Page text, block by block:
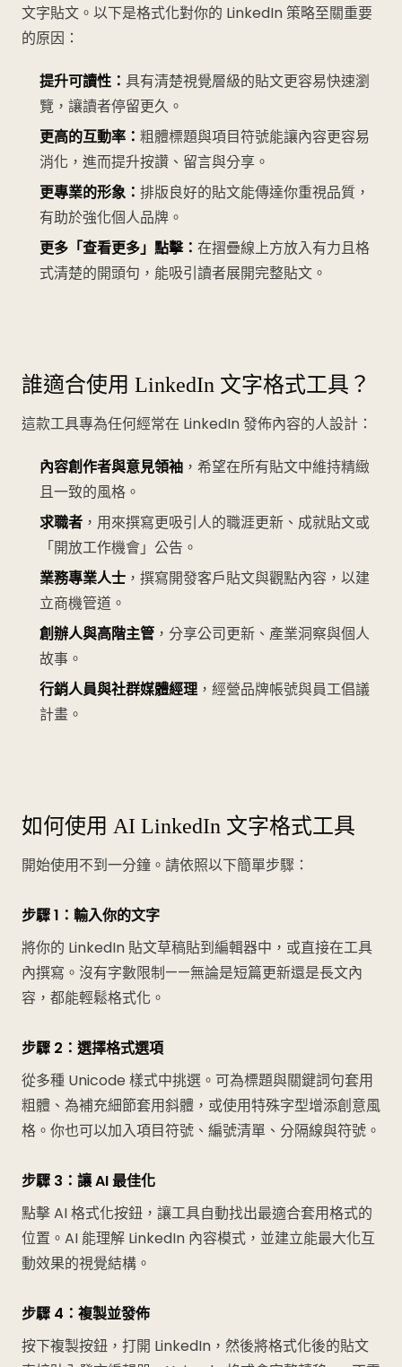
文字貼文。以下是格式化對你的 LinkedIn 策略至關重要
的原因：
提升可讀性： 具有清楚視覺層級的貼文更容易快速瀏
覽，讓讀者停留更久。
更高的互動率： 粗體標題與項目符號能讓內容更容易
消化，進而提升按讚、留言與分享。
更專業的形象： 排版良好的貼文能傳達你重視品質，
有助於強化個人品牌。
更多「查看更多」點擊： 在摺疊線上方放入有力且格
式清楚的開頭句，能吸引讀者展開完整貼文。
誰適合使用 LinkedIn 文字格式工具？
這款工具專為任何經常在 LinkedIn 發佈內容的人設計：
內容創作者與意見領袖 ，希望在所有貼文中維持精緻
且一致的風格。
求職者 ，用來撰寫更吸引人的職涯更新、成就貼文或
「開放工作機會」公告。
業務專業人士 ，撰寫開發客戶貼文與觀點內容，以建
立商機管道。
創辦人與高階主管 ，分享公司更新、產業洞察與個人
故事。
行銷人員與社群媒體經理，經營品牌帳號與員工倡議
計畫。
如何使用 AI LinkedIn 文字格式工具
開始使用不到一分鐘。請依照以下簡單步驟：
步驟 1：輸入你的文字
將你的 LinkedIn 貼文草稿貼到編輯器中，或直接在工具
內撰寫。沒有字數限制——無論是短篇更新還是長文內
容，都能輕鬆格式化。
步驟 2：選擇格式選項
從多種 Unicode 樣式中挑選。可為標題與關鍵詞句套用
粗體、為補充細節套用斜體，或使用特殊字型增添創意風
格。你也可以加入項目符號、編號清單、分隔線與符號。
步驟 3：讓 AI 最佳化
點擊 AI 格式化按鈕，讓工具自動找出最適合套用格式的
位置。AI 能理解 LinkedIn 內容模式，並建立能最大化互
動效果的視覺結構。
步驟 4：複製並發佈
按下複製按鈕，打開 LinkedIn，然後將格式化後的貼文